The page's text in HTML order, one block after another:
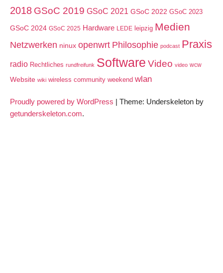
2018 GSoC 2019 GSoC 2021 GSoC 2022 GSoC 2023
GSoC 2024 GSoC 2025 Hardware LEDE leipzig Medien
Netzwerken ninux openwrt Philosophie podcast Praxis
radio Rechtliches rundfreifunk Software Video video wcw
Website wiki wireless community weekend wlan
Proudly powered by WordPress | Theme: Underskeleton by
getunderskeleton.com.